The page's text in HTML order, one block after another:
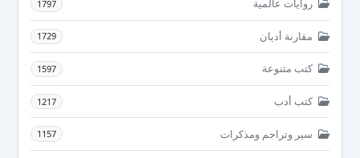
روايات عالمية 1797
مقارنة أديان 1729
كتب متنوعة 1597
كتب أدب 1217
سير وتراجم ومذكرات 1157